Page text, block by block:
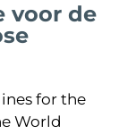
voor de
for the
World